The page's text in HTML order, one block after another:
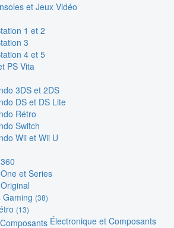
et Jeux Vidéo
1 et 2
3
4 et 5
PS Vita
3DS et 2DS
DS et DS Lite
Rétro
Switch
Wii et Wii U
et Series
Gaming (38)
(13)
Électronique et Composants